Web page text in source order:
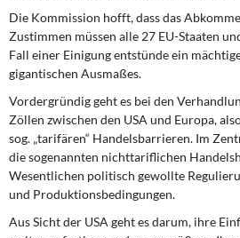
Die Kommission hofft, dass das
Zustimmen müssen alle 27 EU-Staaten
Fall einer Einigung entstünde ein
gigantischen Ausmaßes.
Vordergründig geht es bei den
Zöllen zwischen den USA und Europa,
sog. „tarifären“ Handelsbarrieren. Im
die sogenannten nichttariflichen
Wesentlichen politisch gewollte
und Produktionsbedingungen.
Aus Sicht der USA geht es darum, ihre